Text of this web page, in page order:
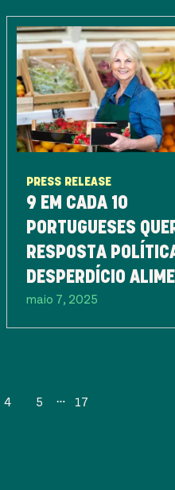
PRESS RELEASE
9 EM CADA 10
PORTUGUESES
RESPOSTA
DESPERDÍCIO
JÁ NA PRÓXIMA
LEGISLATURA
maio 7, 2025
4 5 17